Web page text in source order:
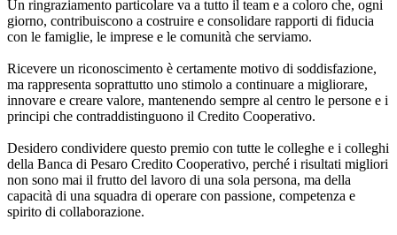
Un ringraziamento particolare va a tutto il team e a coloro che, ogni
giorno, contribuiscono a costruire e consolidare rapporti di fiducia
con le famiglie, le imprese e le comunità che serviamo.
Ricevere un riconoscimento è certamente motivo di soddisfazione,
ma rappresenta soprattutto uno stimolo a continuare a migliorare,
innovare e creare valore, mantenendo sempre al centro le persone e i
principi che contraddistinguono il Credito Cooperativo.
Desidero condividere questo premio con tutte le colleghe e i colleghi
della Banca di Pesaro Credito Cooperativo, perché i risultati migliori
non sono mai il frutto del lavoro di una sola persona, ma della
capacità di una squadra di operare con passione, competenza e
spirito di collaborazione.